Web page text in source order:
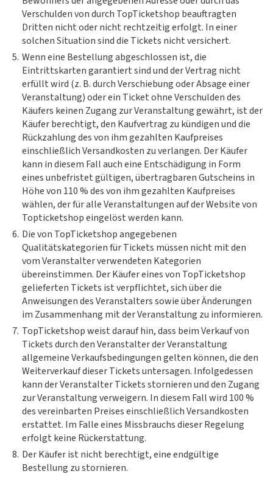
Verschulden von durch TopTicketshop beauftragten
Dritten nicht oder nicht rechtzeitig erfolgt. In einer
solchen Situation sind die Tickets nicht versichert.
5. Wenn eine Bestellung abgeschlossen ist, die
Eintrittskarten garantiert sind und der Vertrag nicht
erfüllt wird (z. B. durch Verschiebung oder Absage einer
Veranstaltung) oder ein Ticket ohne Verschulden des
Käufers keinen Zugang zur Veranstaltung gewährt, ist der
Käufer berechtigt, den Kaufvertrag zu kündigen und die
Rückzahlung des von ihm gezahlten Kaufpreises
einschließlich Versandkosten zu verlangen. Der Käufer
kann in diesem Fall auch eine Entschädigung in Form
eines unbefristet gültigen, übertragbaren Gutscheins in
Höhe von 110 % des von ihm gezahlten Kaufpreises
wählen, der für alle Veranstaltungen auf der Website von
Topticketshop eingelöst werden kann.
6. Die von TopTicketshop angegebenen
Qualitätskategorien für Tickets müssen nicht mit den
vom Veranstalter verwendeten Kategorien
übereinstimmen. Der Käufer eines von TopTicketshop
gelieferten Tickets ist verpflichtet, sich über die
Anweisungen des Veranstalters sowie über Änderungen
im Zusammenhang mit der Veranstaltung zu informieren.
7. TopTicketshop weist darauf hin, dass beim Verkauf von
Tickets durch den Veranstalter der Veranstaltung
allgemeine Verkaufsbedingungen gelten können, die den
Weiterverkauf dieser Tickets untersagen. Infolgedessen
kann der Veranstalter Tickets stornieren und den Zugang
zur Veranstaltung verweigern. In diesem Fall wird 100 %
des vereinbarten Preises einschließlich Versandkosten
erstattet. Im Falle eines Missbrauchs dieser Regelung
erfolgt keine Rückerstattung.
8. Der Käufer ist nicht berechtigt, eine endgültige
Bestellung zu stornieren.